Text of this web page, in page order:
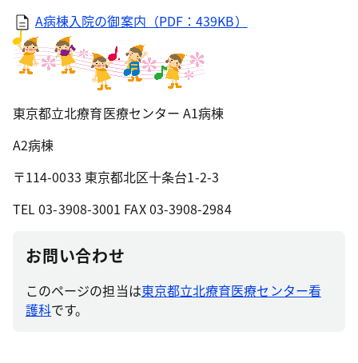
A病棟入院の御案内（PDF：439KB）
東京都立北療育医療センター A1病棟
A2病棟
〒114-0033 東京都北区十条台1-2-3
TEL 03-3908-3001 FAX 03-3908-2984
お問い合わせ
このページの担当は東京都立北療育医療センター看
護科です。